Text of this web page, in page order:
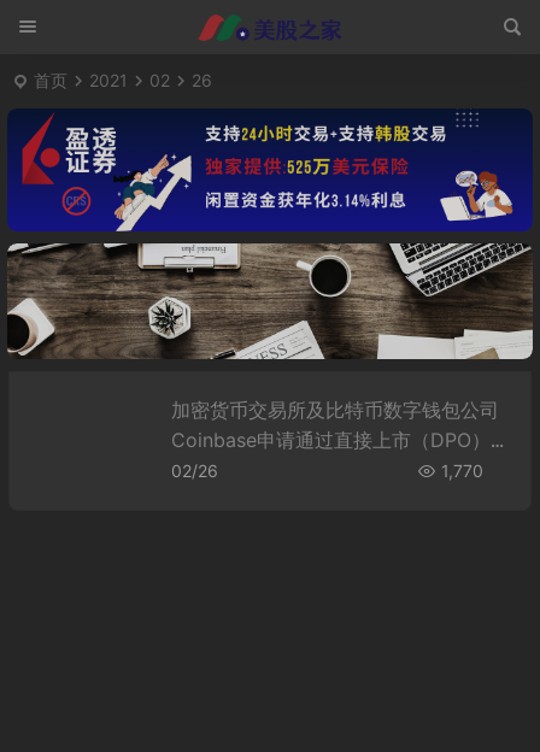
首页 2021 02 26
加密货币交易所及比特币数字钱包公司
Coinbase申请通过直接上市（DPO）
登录纳斯达克（NASDAQ）
02/26 1,770